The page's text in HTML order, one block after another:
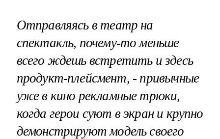
Отправляясь в театр на
спектакль, почему-то меньше
всего ждешь встретить и здесь
продукт-плейсмент, - привычные
уже в кино рекламные трюки,
когда герои суют в экран и крупно
демонстрируют модель своего